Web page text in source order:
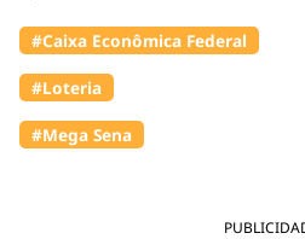
#Caixa Econômica Federal
#Loteria
#Mega Sena